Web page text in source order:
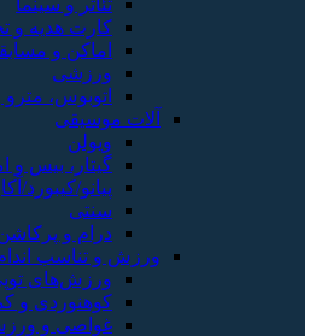
تئاتر و سینما
کارت هدیه و
اماکن و
ورزشی
اتوبوس، مترو
آلات موسیقی
ویولن
گیتار، بیس و
پیانو/کیبورد/
سنتی
درام و
ورزش و تناسب
ورزش‌های
کوهنوردی و
غواصی و